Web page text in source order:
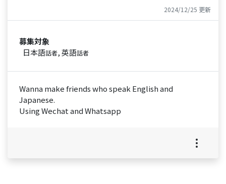
2024/12/25 更新
募集対象
日本語話者, 英語話者
Wanna make friends who speak English and
Japanese.
Using Wechat and Whatsapp